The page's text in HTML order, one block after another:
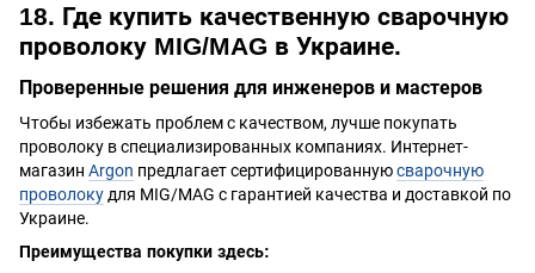
18. Где купить качественную сварочную
проволоку MIG/MAG в Украине.
Проверенные решения для инженеров и мастеров
Чтобы избежать проблем с качеством, лучше покупать
проволоку в специализированных компаниях. Интернет-
магазин Argon предлагает сертифицированнуюсварочную
проволоку для MIG/MAG с гарантией качества и доставкой по
Украине.
Преимущества покупки здесь: